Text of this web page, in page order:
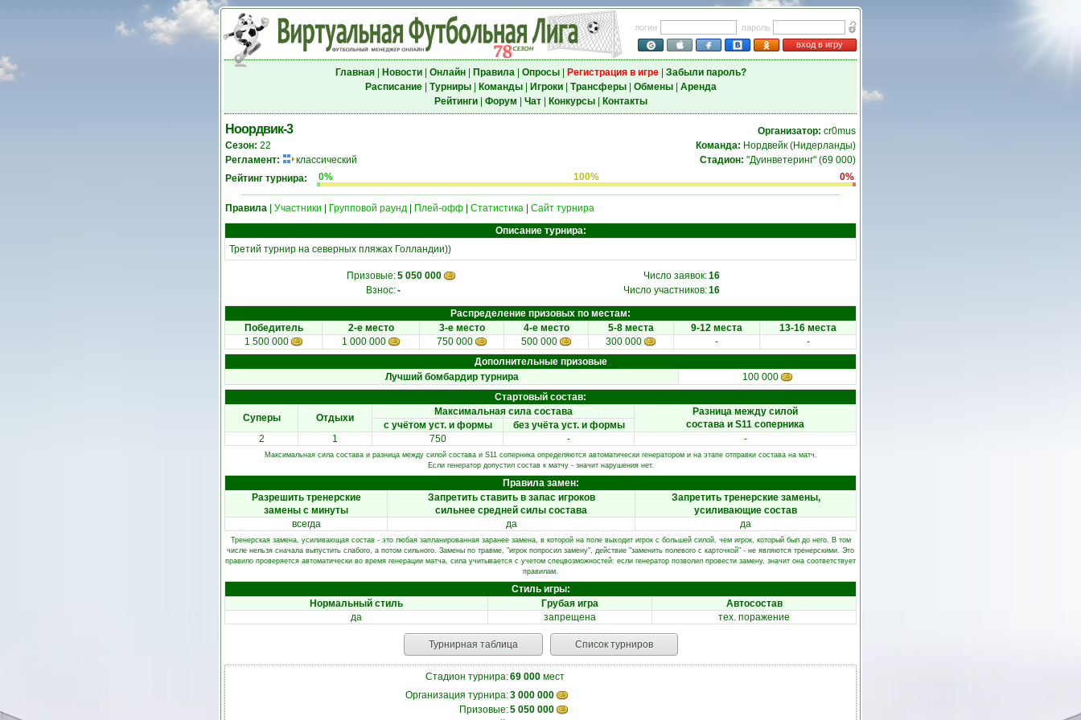
логин
пароль
вход в игру
Главная| Новости| Онлайн| Правила| Опросы| Регистрация в игре| Забыли пароль?
Расписание| Турниры| Команды| Игроки| Трансферы| Обмены| Аренда
Рейтинги| Форум Чат| Конкурсы| Контакты
Ноордвик-3
Сезон: 22
Регламент:
классический
Организатор: cr0mus
Команда: Нордвейк (Нидерланды)
Стадион: "Дуинветеринг" (69 000)
Рейтинг турнира:
0% 100% 0%
Правила Участники Групповой раунд Плей-офф Статистика
Сайт турнира
Описание турнира:
Третий турнир на северных пляжах Голландии))
Призовые:5 050 000 Число заявок:16
Взнос:- Число участников:16
Распределение призовых по местам:
Победитель
2-е место 3-е место 4-е место 5-8 места 9-12 места
13-16 места
1 500 000
1 000 000 750 000 500 000 300 000 -
-
Дополнительные призовые
Лучший бомбардир турнира
100 000
Стартовый состав:
Суперы
Отдыхи
Максимальная сила состава
Разница между силой
состава и S11 соперника
с учётом уст. и формы
без учёта уст. и формы
2
1 750 - -
Максимальная сила состава и разница между силой состава и S11 соперника определяются автоматически генератором и на этапе отправки состава на матч.
Если генератор допустил состав к матчу - значит нарушения нет.
Правила замен:
Разрешить тренерские
замены с минуты
Запретить ставить в запас игроков
сильнее средней силы состава
Запретить тренерские замены,
усиливающие состав
всегда
да да
Тренерская замена, усиливающая состав - это любая запланированная заранее замена, в которой на поле выходит игрок с большей силой, чем игрок, который был до него. В том
числе нельзя сначала выпустить слабого, а потом сильного. Замены по травме, "игрок попросил замену", действие "заменить полевого с карточкой" - не являются тренерскими. Это
правило проверяется автоматически во время генерации матча, сила учитывается с учетом спецвозможностей: если генератор позволил провести замену, значит она соответствует
правилам.
Стиль игры:
Нормальный стиль
Грубая игра
Автосостав
да
запрещена тех. поражение
Турнирная таблица Список турниров
Стадион турнира:69 000 мест
Организация турнира:3 000 000
Призовые:5 050 000